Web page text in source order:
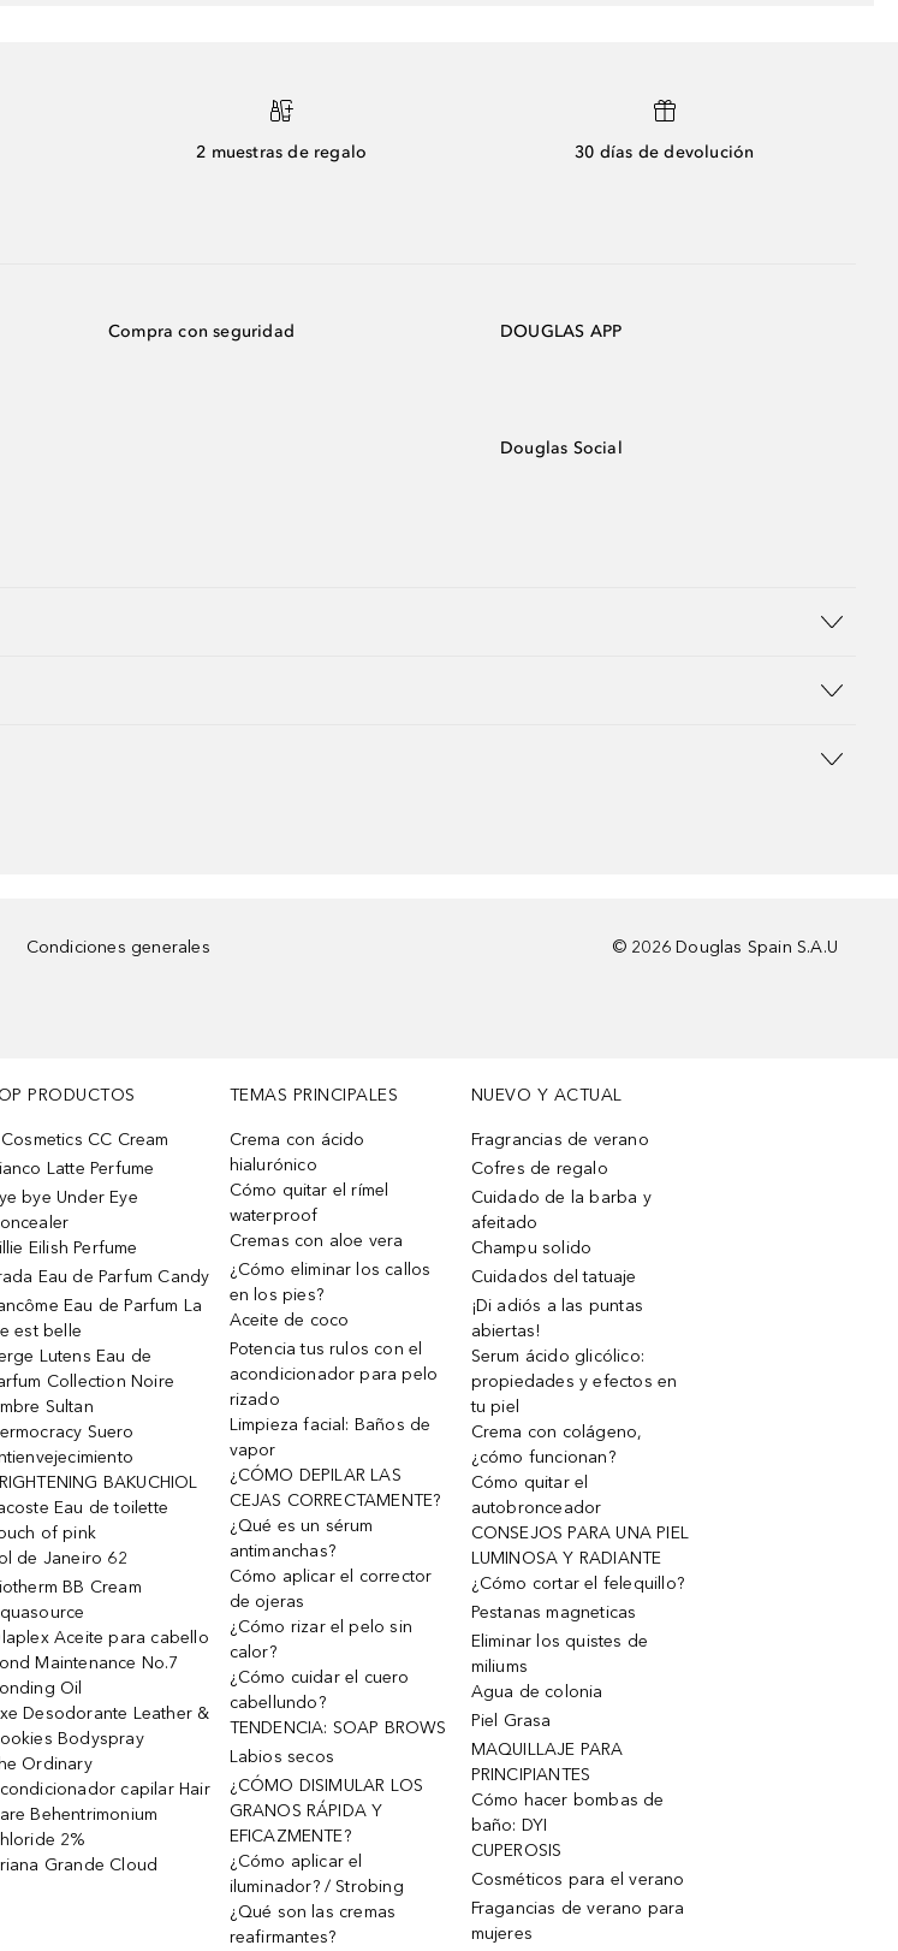
2 muestras de regalo 30 días de devolución
Compra con seguridad DOUGLAS APP
Douglas Social
Condiciones generales
© 2026 Douglas Spain S.A.U
PRODUCTOS
CC Cream
Latte Perfume
bye Under Eye
Eilish Perfume
Eau de Parfum Candy
Eau de Parfum La
est belle
Lutens Eau de
Collection Noire
Sultan
Suero
BAKUCHIOL
Eau de toilette
of pink
de Janeiro 62
BB Cream
Aceite para cabello
Maintenance No.7
Oil
Desodorante Leather &
Bodyspray
Ordinary
capilar Hair
Behentrimonium
2%
Grande Cloud
TEMAS PRINCIPALES
Crema con ácido
hialurónico
Cómo quitar el rímel
waterproof
Cremas con aloe vera
¿Cómo eliminar los callos
en los pies?
Aceite de coco
Potencia tus rulos con el
acondicionador para pelo
rizado
Limpieza facial: Baños de
vapor
¿CÓMO DEPILAR LAS
CEJAS CORRECTAMENTE?
¿Qué es un sérum
antimanchas?
Cómo aplicar el corrector
de ojeras
¿Cómo rizar el pelo sin
calor?
¿Cómo cuidar el cuero
cabellundo?
TENDENCIA: SOAP BROWS
Labios secos
¿CÓMO DISIMULAR LOS
GRANOS RÁPIDA Y
EFICAZMENTE?
¿Cómo aplicar el
iluminador? / Strobing
¿Qué son las cremas
reafirmantes?
NUEVO Y ACTUAL
Fragrancias de verano
Cofres de regalo
Cuidado de la barba y
afeitado
Champu solido
Cuidados del tatuaje
¡Di adiós a las puntas
abiertas!
Serum ácido glicólico:
propiedades y efectos en
tu piel
Crema con colágeno,
¿cómo funcionan?
Cómo quitar el
autobronceador
CONSEJOS PARA UNA PIEL
LUMINOSA Y RADIANTE
¿Cómo cortar el felequillo?
Pestanas magneticas
Eliminar los quistes de
miliums
Agua de colonia
Piel Grasa
MAQUILLAJE PARA
PRINCIPIANTES
Cómo hacer bombas de
baño: DYI
CUPEROSIS
Cosméticos para el verano
Fragancias de verano para
mujeres